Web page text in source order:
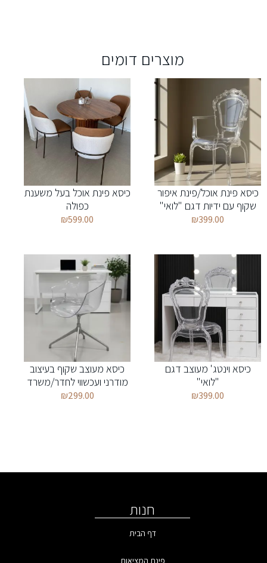
מוצרים דומים
כיסא פינת אוכל/פינת איפור
שקוף עם ידיות דגם "לואי"
₪399.00
כיסא פינת אוכל בעל משענת
כפולה
₪599.00
כיסא וינטג' מעוצב דגם
"לואי"
₪399.00
כיסא מעוצב שקוף בעיצוב
מודרני ועכשווי לחדר/משרד
₪299.00
חנות
דף הבית
פינת המציאות